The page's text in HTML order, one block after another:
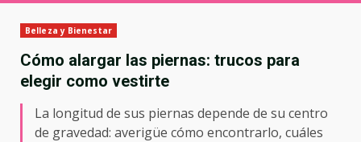
Belleza y Bienestar
Cómo alargar las piernas: trucos para
elegir como vestirte
La longitud de sus piernas depende de su centro
de gravedad: averigüe cómo encontrarlo, cuáles